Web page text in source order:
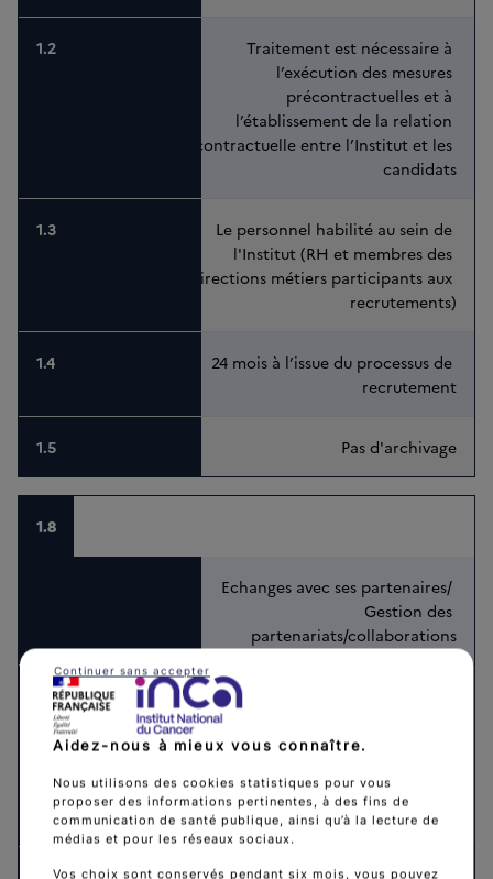
Traitement est nécessaire à
l’exécution des mesures
précontractuelles et à
l’établissement de la relation
contractuelle entre l’Institut et les
candidats
Le personnel habilité au sein de
l'Institut (RH et membres des
directions métiers participants aux
recrutements)
24 mois à l’issue du processus de
recrutement
Pas d'archivage
1.8
Echanges avec ses partenaires/
Gestion des
partenariats/collaborations
Données relatives à l’identification
des personnes contribuant à la
mise en œuvre de
prénom, adresse électronique,
numéro de téléphone, fonction)
Aidez-nous à mieux vous connaître.
Nous utilisons des cookies statistiques pour vous
proposer des informations pertinentes, à des fins de
communication de santé publique, ainsi qu’à la lecture de
médias et pour les réseaux sociaux.
Vos choix sont conservés pendant six mois, vous pouvez
Continuer sans accepter